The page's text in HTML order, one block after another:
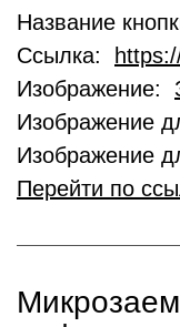
Название
Ссылка:
Изображение:
Изображение
Изображение
Перейти по